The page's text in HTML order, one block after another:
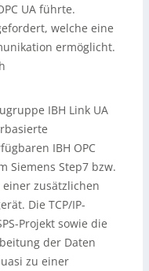
UA führte.
welche eine
ermöglicht.
IBH Link UA
IBH OPC
Siemens Step7 bzw.
zusätzlichen
Die TCP/IP-
Projekt sowie die
der Daten
zu einer